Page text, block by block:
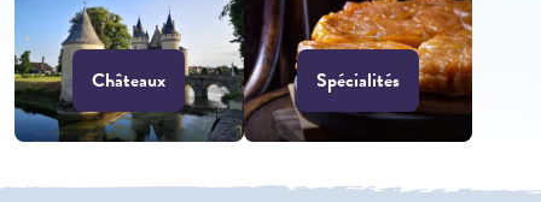
Châteaux Spécialités